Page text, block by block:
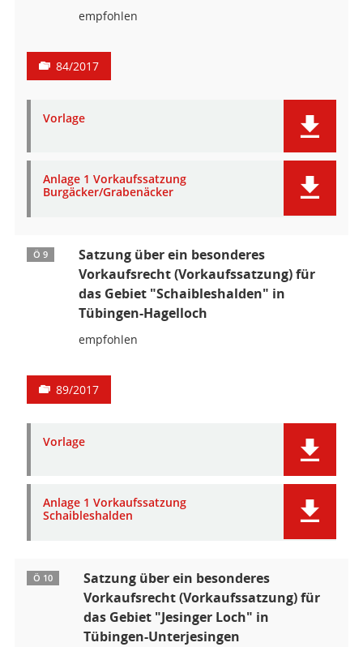
empfohlen
84/2017
Vorlage
Anlage 1 Vorkaufssatzung
Burgäcker/Grabenäcker
Ö 9
Satzung über ein besonderes
Vorkaufsrecht (Vorkaufssatzung) für
das Gebiet "Schaibleshalden" in
Tübingen-Hagelloch
empfohlen
89/2017
Vorlage
Anlage 1 Vorkaufssatzung
Schaibleshalden
Ö 10
Satzung über ein besonderes
Vorkaufsrecht (Vorkaufssatzung) für
das Gebiet "Jesinger Loch" in
Tübingen-Unterjesingen